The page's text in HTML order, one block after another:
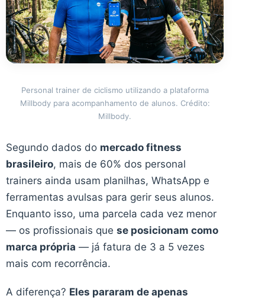
Personal trainer de ciclismo utilizando a plataforma
Millbody para acompanhamento de alunos. Crédito:
Millbody.
Segundo dados do mercado fitness
brasileiro, mais de 60% dos personal
trainers ainda usam planilhas, WhatsApp e
ferramentas avulsas para gerir seus alunos.
Enquanto isso, uma parcela cada vez menor
— os profissionais que se posicionam como
marca própria — já fatura de 3 a 5 vezes
mais com recorrência.
A diferença? Eles pararam de apenas